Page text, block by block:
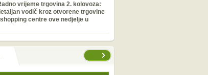
vrijeme trgovina 2. kolovoza:
vodič kroz otvorene trgovine
centre ove nedjelje u